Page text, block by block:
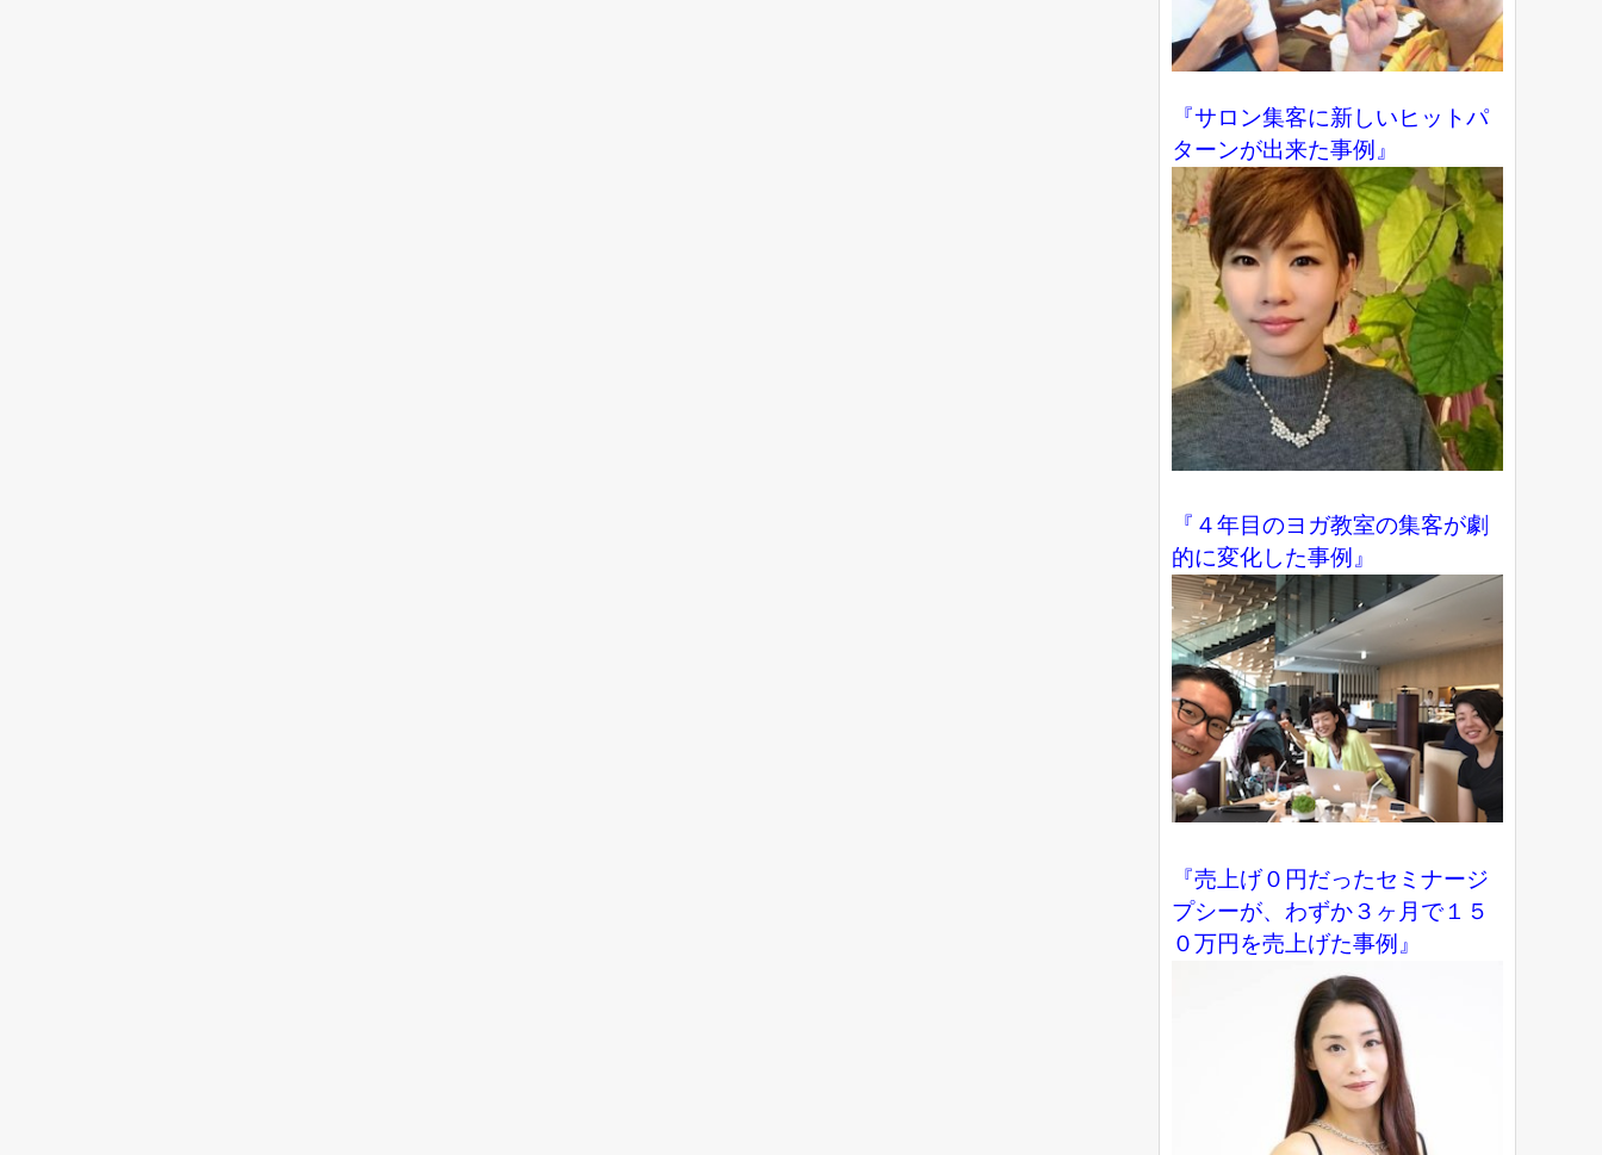
『サロン集客に新しいヒットパ
ターンが出来た事例』
『４年目のヨガ教室の集客が劇
的に変化した事例』
『売上げ０円だったセミナージ
プシーが、わずか３ヶ月で１５
０万円を売上げた事例』